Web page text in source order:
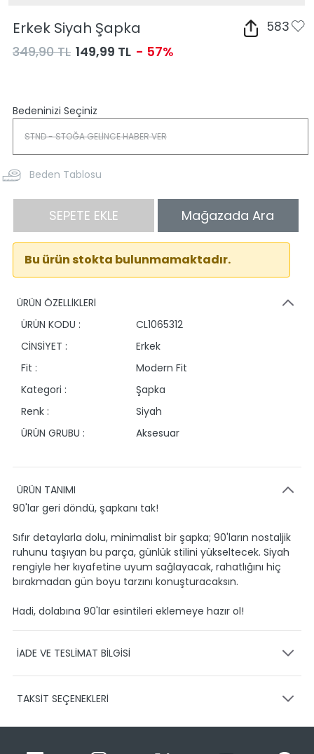
Erkek Siyah Şapka 583
349,90 TL 149,99 TL - 57%
Bedeninizi Seçiniz
Beden Tablosu
SEPETE EKLE Mağazada Ara
Bu ürün stokta bulunmamaktadır.
ÜRÜN ÖZELLİKLERİ
ÜRÜN KODU :
CL1065312
CİNSİYET :
Erkek
Fit :
Modern Fit
Kategori :
Şapka
Renk :
Siyah
ÜRÜN GRUBU :
Aksesuar
ÜRÜN TANIMI
90'lar geri döndü, şapkanı tak!
Sıfır detaylarla dolu, minimalist bir şapka; 90'ların nostaljik
ruhunu taşıyan bu parça, günlük stilini yükseltecek. Siyah
rengiyle her kıyafetine uyum sağlayacak, rahatlığını hiç
bırakmadan gün boyu tarzını konuşturacaksın.
Hadi, dolabına 90'lar esintileri eklemeye hazır ol!
İADE VE TESLİMAT BİLGİSİ
Ürünlerinizin gönderimini anlaşmalı olduğumuz PTT,
1-3 iş günü içerisinde kargoya teslim edilir.
TAKSİT SEÇENEKLERİ